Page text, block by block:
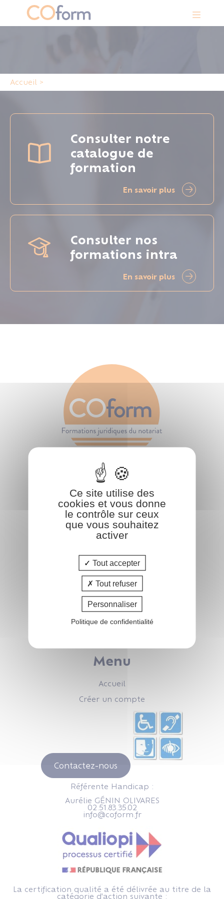
Accueil >
Consulter notre
catalogue de
formation
En savoir plus
Consulter nos
formations intra
En savoir plus
COform
47 rue de Leinster
44240 LA CHAPELLE-SUR-ERDRE
02.51.83.35.02
info@coform.fr
Catalogue
Pôle FAMILLE
Pôle IMMOBILIER
Menu
Accueil
Créer un compte
Contactez-nous
Référente Handicap :
Aurélie GÉNIN OLIVARES
02.51.83.35.02
info@coform.fr
La certification qualité a été délivrée au titre de la
catégorie d'action suivante :
Panneau de gestion des cookies
Ce site utilise des
cookies et vous donne
le contrôle sur ceux
que vous souhaitez
activer
Tout accepter
Tout refuser
Personnaliser
Politique de confidentialité